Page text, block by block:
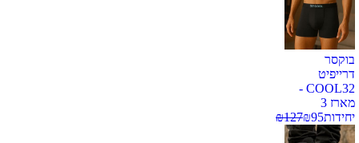
בוקסר
דרייפיט
COOL32 -
מארז 3
יחידות
₪95
₪127